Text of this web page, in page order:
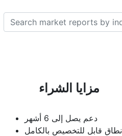
مزايا الشراء
دعم يصل إلى 6 أشهر
نطاق قابل للتخصيص بالكامل